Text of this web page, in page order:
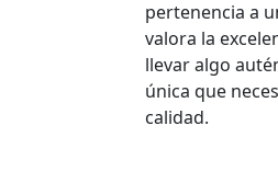
pertenencia a
valora la
llevar algo
única que
calidad.